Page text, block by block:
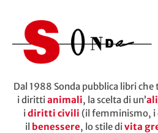
Dal 1988 Sonda pubblica libri
i dirittianimali, la scelta di un’
idiritti civili (il femminismo, i
il benessere, lo stile divita